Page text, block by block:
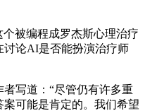
被编程成罗杰斯心理治疗
讨论AI是否能扮演治疗师
写道：“尽管仍有许多重
可能是肯定的。我们希望